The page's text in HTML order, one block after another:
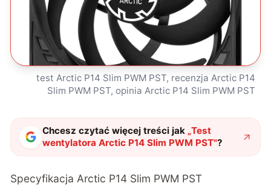
test Arctic P14 Slim PWM PST, recenzja Arctic P14
Slim PWM PST, opinia Arctic P14 Slim PWM PST
Chcesz czytać więcej treści jak „Test
wentylatora Arctic P14 Slim PWM PST"?
Specyfikacja Arctic P14 Slim PWM PST